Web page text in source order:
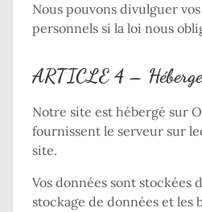
Nous pouvons divulguer
personnels si la loi nous
ARTICLE 4 –
Notre site est hébergé sur
fournissent le serveur sur
site.
Vos données sont stockées
stockage de données et les